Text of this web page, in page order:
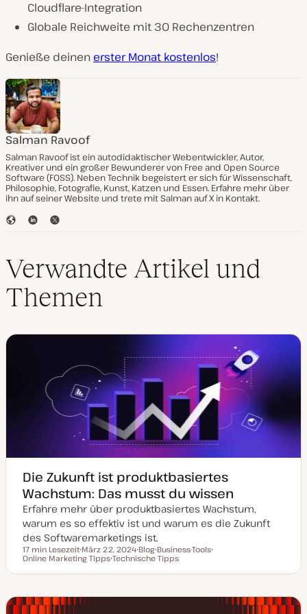
Cloudflare-Integration
Globale Reichweite mit 30 Rechenzentren
Genieße deinen erster Monat kostenlos!
Salman Ravoof
Salman Ravoof ist ein autodidaktischer Webentwickler, Autor,
Kreativer und ein großer Bewunderer von Free and Open Source
Software (FOSS). Neben Technik begeistert er sich für Wissenschaft,
Philosophie, Fotografie, Kunst, Katzen und Essen. Erfahre mehr über
ihn auf seiner Website und trete mit Salman auf X in Kontakt.
W
s
e
i
t
e
L
e
d
I
n
T
t
r
Verwandte Artikel und
Themen
Die Zukunft ist produktbasiertes
Wachstum: Das musst du wissen
Erfahre mehr über produktbasiertes Wachstum,
warum es so effektiv ist und warum es die Zukunft
des Softwaremarketings ist.
Lesezeit
17 min Lesezeit
D
t
m
a
März 22, 2024
P
s
T
Blog
T
e
a
Business-Tools
e
a
Online Marketing Tipps
h
m
Technische Tipps